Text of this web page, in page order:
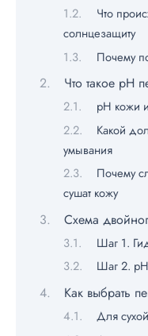
Что
солнцезащиту
Почему
Что такое pH
pH кожи
Какой
умывания
Почему
сушат кожу
Схема
Шаг 1.
Шаг 2.
Как выбрать
Для